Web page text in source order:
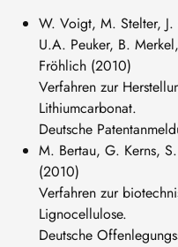
W. Voigt, M. Stelter,
U.A. Peuker, B.
Fröhlich (2010)
Verfahren zur
Lithiumcarbonat.
Deutsche
M. Bertau, G. Kerns,
(2010)
Verfahren zur
Lignocellulose.
Deutsche